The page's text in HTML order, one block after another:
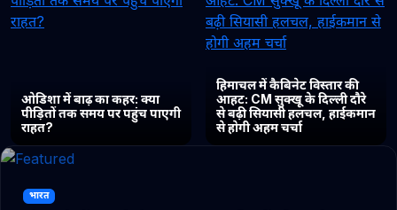
ओडिशा में बाढ़ का कहर: क्या
पीड़ितों तक समय पर पहुंच पाएगी
राहत?
हिमाचल में कैबिनेट विस्तार की
आहट: CM सुक्खू के दिल्ली दौरे
से बढ़ी सियासी हलचल, हाईकमान
से होगी अहम चर्चा
भारत